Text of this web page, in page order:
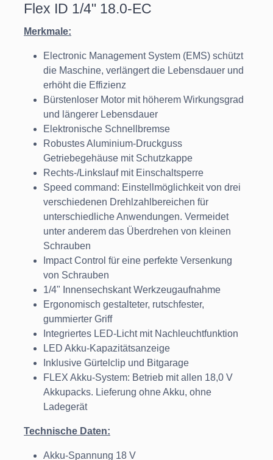
Flex ID 1/4" 18.0-EC
Merkmale:
Electronic Management System (EMS) schützt
die Maschine, verlängert die Lebensdauer und
erhöht die Effizienz
Bürstenloser Motor mit höherem Wirkungsgrad
und längerer Lebensdauer
Elektronische Schnellbremse
Robustes Aluminium-Druckguss
Getriebegehäuse mit Schutzkappe
Rechts-/Linkslauf mit Einschaltsperre
Speed command: Einstellmöglichkeit von drei
verschiedenen Drehlzahlbereichen für
unterschiedliche Anwendungen. Vermeidet
unter anderem das Überdrehen von kleinen
Schrauben
Impact Control für eine perfekte Versenkung
von Schrauben
1/4" Innensechskant Werkzeugaufnahme
Ergonomisch gestalteter, rutschfester,
gummierter Griff
Integriertes LED-Licht mit Nachleuchtfunktion
LED Akku-Kapazitätsanzeige
Inklusive Gürtelclip und Bitgarage
FLEX Akku-System: Betrieb mit allen 18,0 V
Akkupacks. Lieferung ohne Akku, ohne
Ladegerät
Technische Daten:
Akku-Spannung 18 V